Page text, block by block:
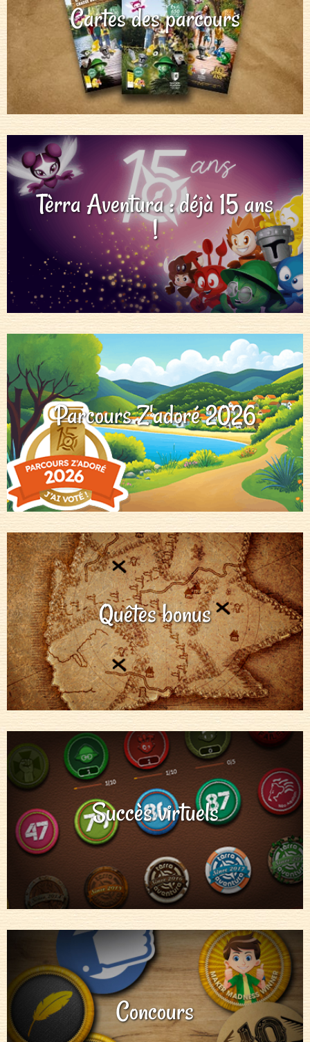
Cartes des parcours
Tèrra Aventura : déjà 15 ans
!
Parcours Z'adoré 2026
Quêtes bonus
Succès virtuels
Concours